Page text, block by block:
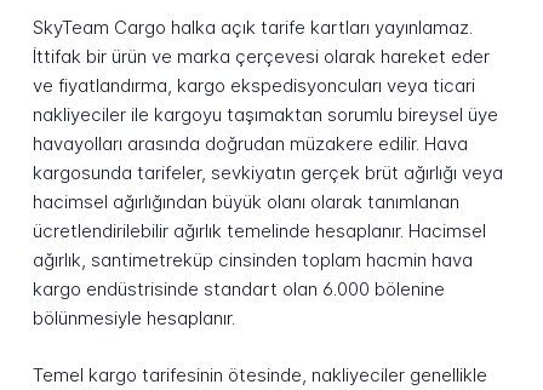
SkyTeam Cargo halka açık tarife kartları yayınlamaz.
İttifak bir ürün ve marka çerçevesi olarak hareket eder
ve fiyatlandırma, kargo ekspedisyoncuları veya ticari
nakliyeciler ile kargoyu taşımaktan sorumlu bireysel üye
havayolları arasında doğrudan müzakere edilir. Hava
kargosunda tarifeler, sevkiyatın gerçek brüt ağırlığı veya
hacimsel ağırlığından büyük olanı olarak tanımlanan
ücretlendirilebilir ağırlık temelinde hesaplanır. Hacimsel
ağırlık, santimetreküp cinsinden toplam hacmin hava
kargo endüstrisinde standart olan 6.000 bölenine
bölünmesiyle hesaplanır.
Temel kargo tarifesinin ötesinde, nakliyeciler genellikle